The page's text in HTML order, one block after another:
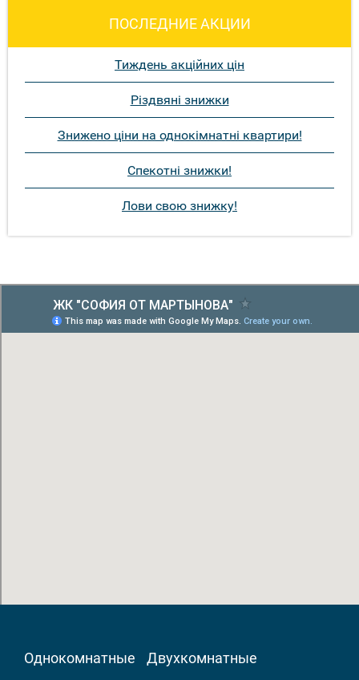
ПОСЛЕДНИЕ АКЦИИ
Тиждень акційних цін
Різдвяні знижки
Знижено ціни на однокімнатні квартири!
Спекотні знижки!
Лови свою знижку!
Однокомнатные
Двухкомнатные